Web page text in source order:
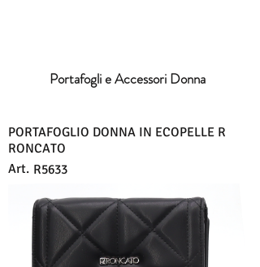
Portafogli e Accessori Donna
PORTAFOGLIO DONNA IN ECOPELLE R
RONCATO
Art. R5633